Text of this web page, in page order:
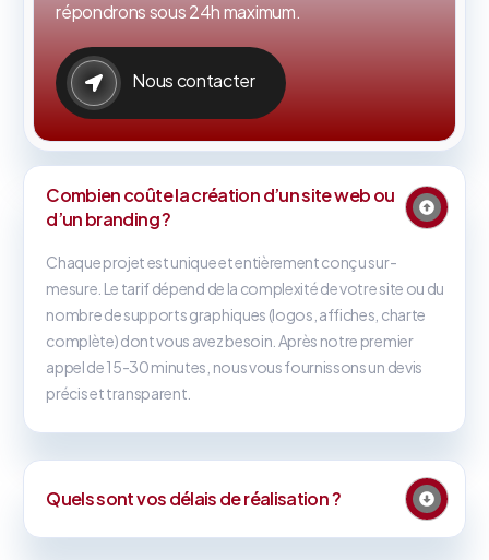
répondrons sous 24h maximum.
Nous contacter
Combien coûte la création d’un site web ou
d’un branding ?
Chaque projet est unique et entièrement conçu sur-
mesure. Le tarif dépend de la complexité de votre site ou du
nombre de supports graphiques (logos, affiches, charte
complète) dont vous avez besoin. Après notre premier
appel de 15-30 minutes, nous vous fournissons un devis
précis et transparent.
Quels sont vos délais de réalisation ?